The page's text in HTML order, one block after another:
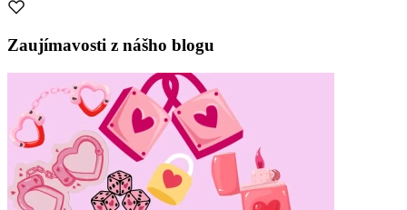
Zaujímavosti z nášho blogu